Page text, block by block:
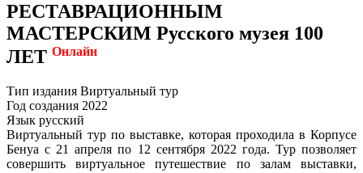
РЕСТАВРАЦИОННЫМ
МАСТЕРСКИМ Русского музея 100
ЛЕТ Онлайн
Тип издания Виртуальный тур
Год создания 2022
Язык русский
Виртуальный тур по выставке, которая проходила в Корпусе
Бенуа с 21 апреля по 12 сентября 2022 года. Тур позволяет
совершить виртуальное путешествие по залам выставки,